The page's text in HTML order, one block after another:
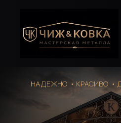
НАДЕЖНО  • КРАСИВО  •